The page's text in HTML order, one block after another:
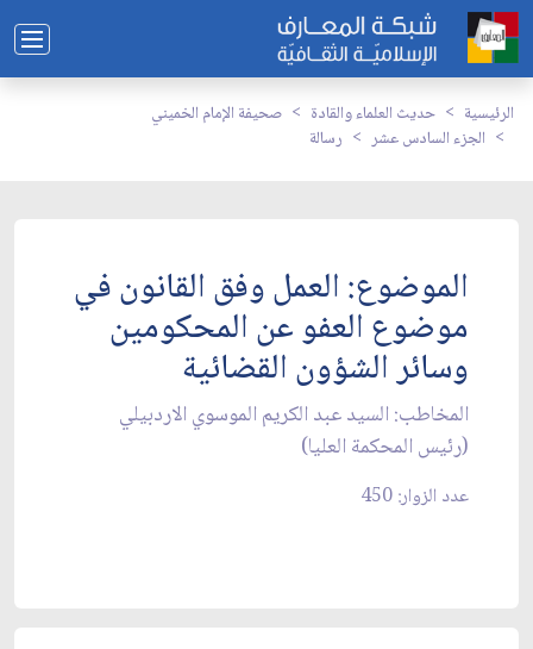
الرئيسية حديث العلماء والقادة
صحيفة الإمام الخميني
الجزء السادس عشر
رسالة
الموضوع: العمل وفق القانون في
موضوع العفو عن المحكومين
وسائر الشؤون القضائية
المخاطب: السيد عبد الكريم الموسوي الاردبيلي
(رئيس المحكمة العليا)
عدد الزوار: 450